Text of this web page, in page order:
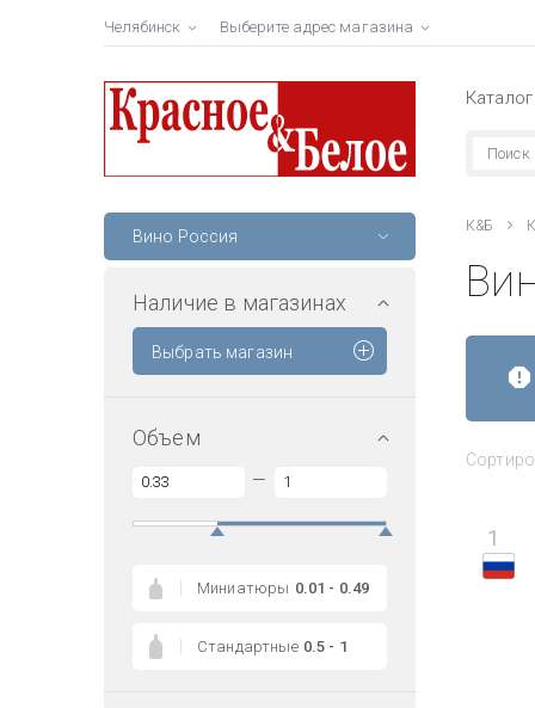
Челябинск Выберите адрес магазина
Каталог
Вино Россия
Наличие в магазинах
Выбрать магазин
Объем
—
Миниатюры 0.01 - 0.49
Стандартные 0.5 - 1
К&Б
1